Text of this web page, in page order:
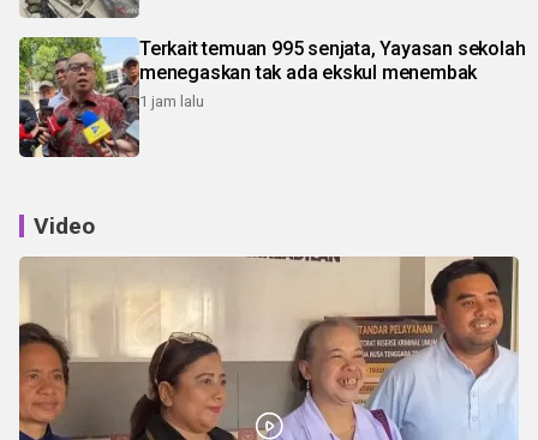
Terkait temuan 995 senjata, Yayasan sekolah
menegaskan tak ada ekskul menembak
1 jam lalu
Video